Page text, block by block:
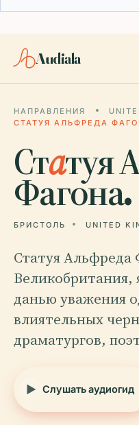
Audiala
НАПРАВЛЕНИЯ
СТАТУЯ АЛЬФРЕДА
Статуя
Фагона.
БРИСТОЛЬ UNITED
Статуя Альфреда
Великобритания,
данью уважения
влиятельных
драматургов,
Слушать аудиогид